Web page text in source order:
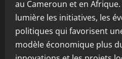
au Cameroun et en
lumière les initiatives, les
politiques qui favorisent
modèle économique plus